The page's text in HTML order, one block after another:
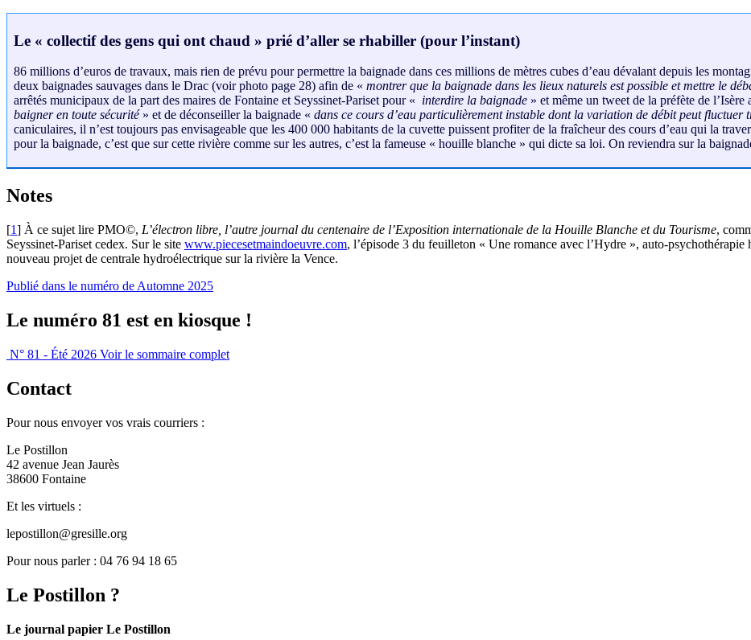
Le « collectif des gens qui ont chaud » prié d’aller se rhabiller (pour l’instant)
86 millions d’euros de travaux, mais rien de prévu pour permettre la baignade dans ces millions de mètres cubes d’eau dévalant depuis les
deux baignades sauvages dans le Drac (voir photo page 28) afin de « montrer que la baignade dans les lieux naturels est possible et mettre le
arrêtés municipaux de la part des maires de Fontaine et Seyssinet-Pariset pour « interdire la baignade » et même un tweet de la préfète de l’Isère
baigner en toute sécurité» et de déconseiller la baignade « dans ce cours d’eau particulièrement instable dont la variation de débit peut fluctuer
caniculaires, il n’est toujours pas envisageable que les 400 000 habitants de la cuvette puissent profiter de la fraîcheur des cours d’eau qui la
pour la baignade, c’est que sur cette rivière comme sur les autres, c’est la fameuse « houille blanche » qui dicte sa loi. On reviendra sur la
Notes
[1] À ce sujet lire PMO©, L’électron libre, l’autre journal du centenaire de l’Exposition internationale de la Houille Blanche et du Tourisme,
Seyssinet-Pariset cedex. Sur le site www.piecesetmaindoeuvre.com, l’épisode 3 du feuilleton « Une romance avec l’Hydre », auto-
nouveau projet de centrale hydroélectrique sur la rivière la Vence.
Publié dans le numéro de Automne 2025
Le numéro 81 est en kiosque !
N° 81 - Été 2026 Voir le sommaire complet
Contact
Pour nous envoyer vos vrais courriers :
Le Postillon
42 avenue Jean Jaurès
38600 Fontaine
Et les virtuels :
lepostillon@gresille.org
Pour nous parler : 04 76 94 18 65
Le Postillon ?
Le journal papier Le Postillon